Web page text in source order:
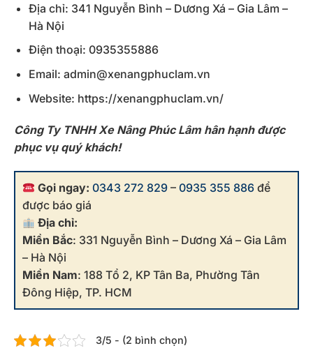
Địa chỉ: 341 Nguyễn Bình – Dương Xá – Gia Lâm –
Hà Nội
Điện thoại: 0935355886
Email: admin@xenangphuclam.vn
Website: https://xenangphuclam.vn/
Công Ty TNHH Xe Nâng Phúc Lâm hân hạnh được
phục vụ quý khách!
Gọi ngay: 0343 272 829 –0935 355 886 để
được báo giá
Địa chỉ:
Miền Bắc: 331 Nguyễn Bình – Dương Xá – Gia Lâm
– Hà Nội
Miền Nam: 188 Tổ 2, KP Tân Ba, Phường Tân
Đông Hiệp, TP. HCM
3/5 - (2 bình chọn)